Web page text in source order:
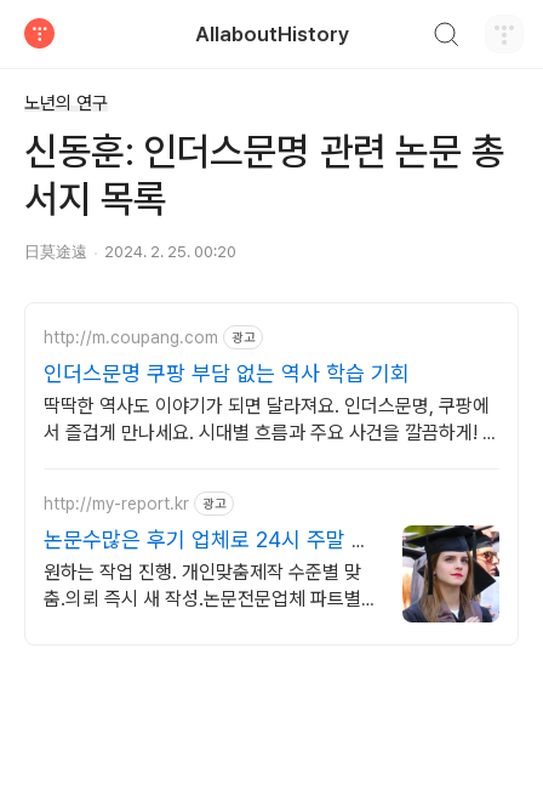
AllaboutHistory
노년의 연구
신동훈: 인더스문명 관련 논문 총
서지 목록
日莫途遠 2024. 2. 25. 00:20
http://m.coupang.com 광고
인더스문명 쿠팡 부담 없는 역사 학습 기회
딱딱한 역사도 이야기가 되면 달라져요. 인더스문명, 쿠팡에
서 즐겁게 만나세요. 시대별 흐름과 주요 사건을 깔끔하게! 바
http://my-report.kr 광고
논문수많은 후기 업체로 24시 주말 상
담 가능 저렴
원하는 작업 진행. 개인맞춤제작 수준별 맞
춤.의뢰 즉시 새 작성.논문전문업체 파트별